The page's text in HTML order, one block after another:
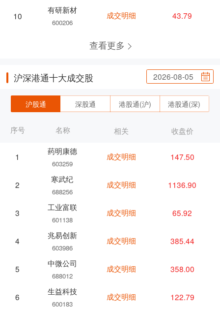
10
有研新材
600206
成交明细 43.79
查看更多
沪深港通十大成交股 2026-08-05
沪股通 深股通 港股通(沪) 港股通(深)
序号 名称
1
药明康德
603259
2
寒武纪
688256
3
工业富联
601138
4
兆易创新
603986
5
中微公司
688012
6
生益科技
600183
相关 收盘价
成交明细 147.50
成交明细 1136.90
成交明细 65.92
成交明细 385.44
成交明细 358.00
成交明细 122.79